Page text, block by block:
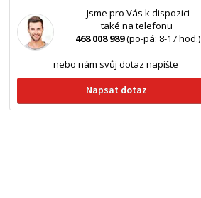
Jsme pro Vás k dispozici
také na telefonu
468 008 989(po-pá: 8-17 hod.)
nebo nám svůj dotaz napište
Napsat dotaz